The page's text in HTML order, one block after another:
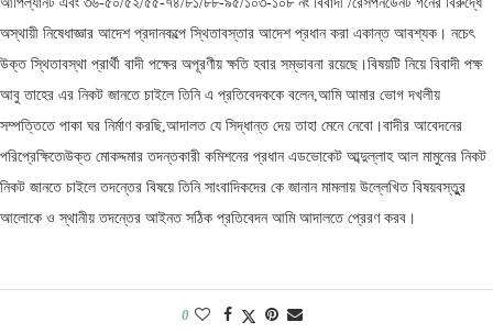
অস্থায়ী নিষেধাজ্ঞার আদেশ প্রদানকল্পে স্থিতাবস্তার আদেশ প্রধান করা একান্ত আবশ্যক। নচেৎ
উক্ত স্থিতাবস্থা প্রার্থী বাদী পক্ষের অপূরণীয় ক্ষতি হবার সম্ভাবনা রয়েছে।বিষয়টি নিয়ে বিবাদী পক্ষ
আবু তাহের এর নিকট জানতে চাইলে তিনি এ প্রতিবেদককে বলেন,আমি আমার ভোগ দখলীয়
সম্পত্তিতে পাকা ঘর নির্মাণ করছি,আদালত যে সিদ্ধান্ত দেয় তাহা মেনে নেবো।বাদীর আবেদনের
পরিপ্রেক্ষিতে৷উক্ত মোকদ্দমার তদন্তকারী কমিশনের প্রধান এডভোকেট আব্দুল্লাহ আল মামুনের নিকট
নিকট জানতে চাইলে তদন্তের বিষয়ে তিনি সাংবাদিকদের কে জানান মামলায় উল্লেখিত বিষয়বস্তুুর
আলোকে ও স্থানীয় তদন্তের আইনত সঠিক প্রতিবেদন আমি আদালতে প্রেরণ করব।
0